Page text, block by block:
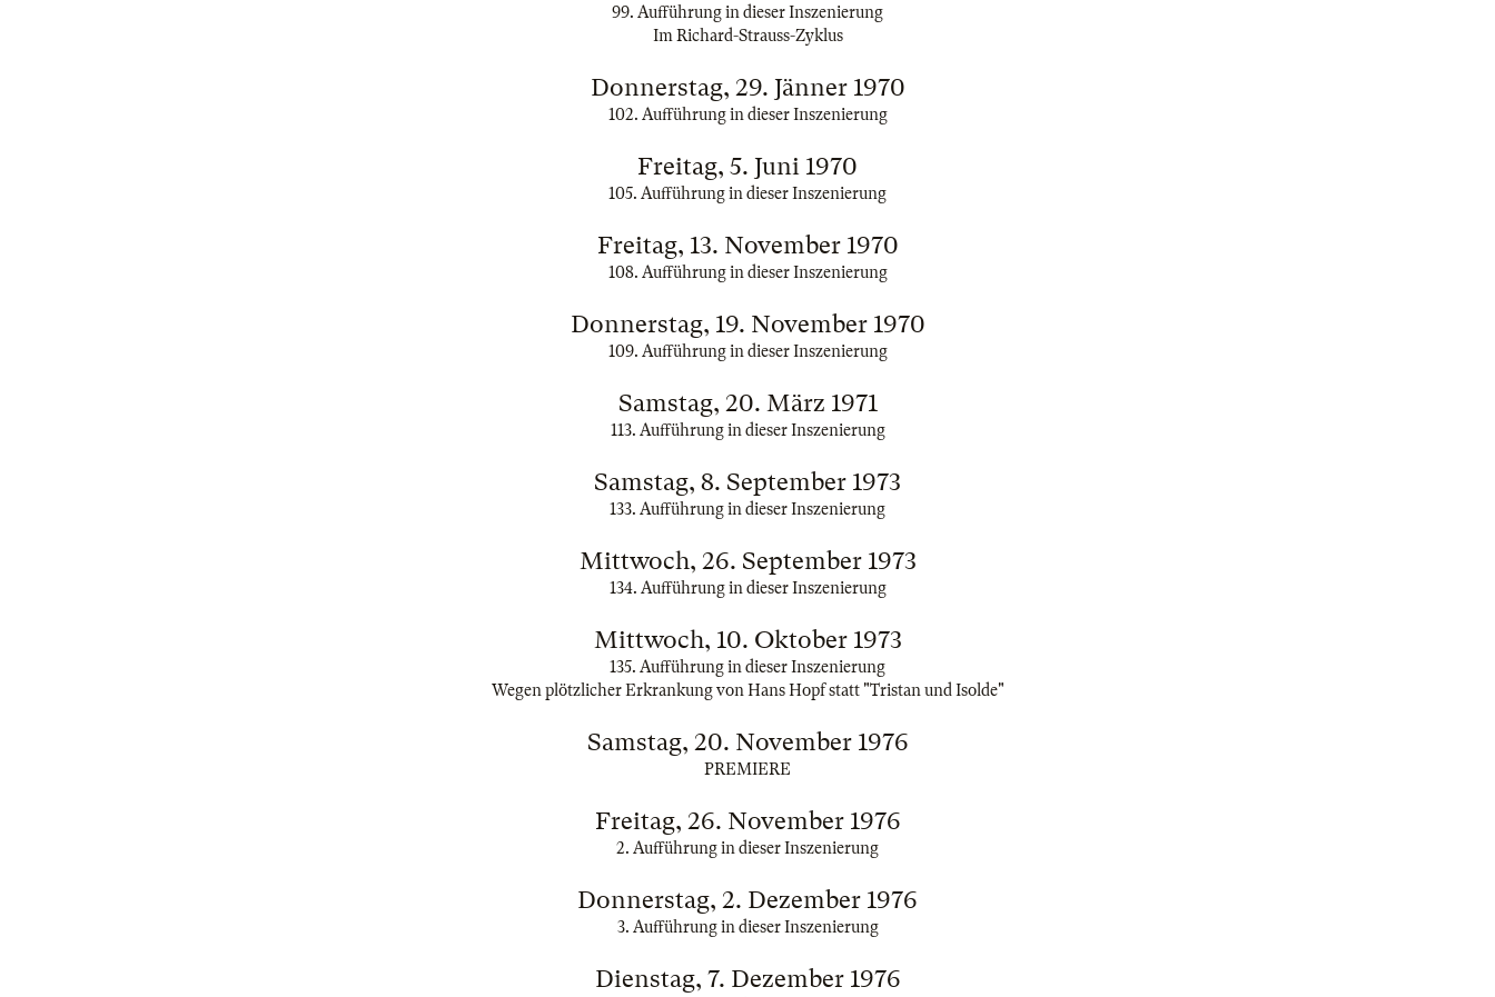
99. Aufführung in dieser Inszenierung
Im Richard-Strauss-Zyklus
Donnerstag, 29. Jänner 1970
102. Aufführung in dieser Inszenierung
Freitag, 5. Juni 1970
105. Aufführung in dieser Inszenierung
Freitag, 13. November 1970
108. Aufführung in dieser Inszenierung
Donnerstag, 19. November 1970
109. Aufführung in dieser Inszenierung
Samstag, 20. März 1971
113. Aufführung in dieser Inszenierung
Samstag, 8. September 1973
133. Aufführung in dieser Inszenierung
Mittwoch, 26. September 1973
134. Aufführung in dieser Inszenierung
Mittwoch, 10. Oktober 1973
135. Aufführung in dieser Inszenierung
Wegen plötzlicher Erkrankung von Hans Hopf statt "Tristan und Isolde"
Samstag, 20. November 1976
PREMIERE
Freitag, 26. November 1976
2. Aufführung in dieser Inszenierung
Donnerstag, 2. Dezember 1976
3. Aufführung in dieser Inszenierung
Dienstag, 7. Dezember 1976